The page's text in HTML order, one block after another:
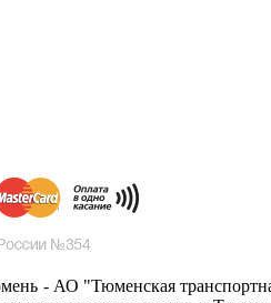
- АО "Тюменская